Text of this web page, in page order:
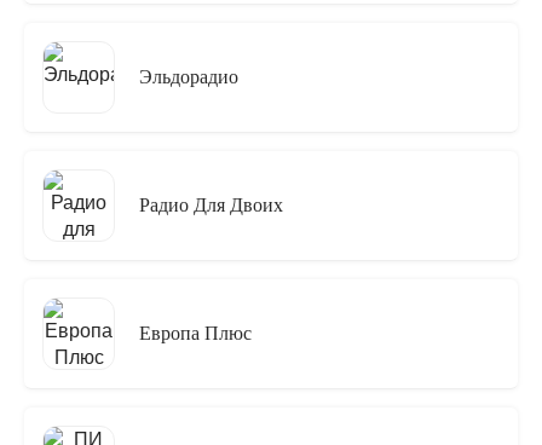
Эльдорадио
Радио Для Двоих
Европа Плюс